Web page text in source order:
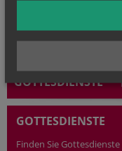
GOTTESDIENSTE
GOTTESDIENSTE
Finden Sie